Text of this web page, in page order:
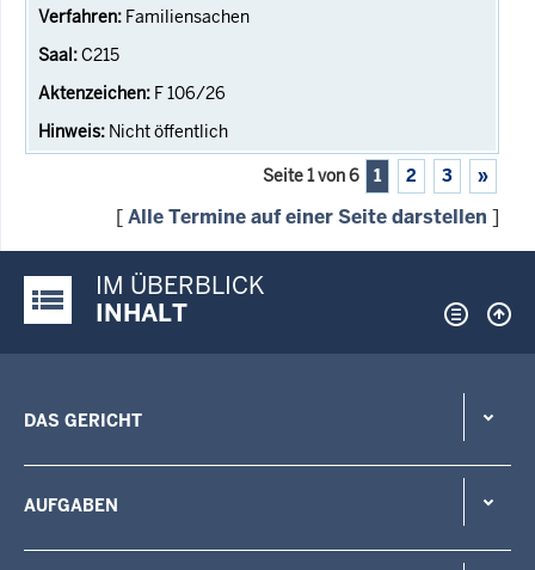
Familiensachen
C215
F 106/26
Nicht öffentlich
Seite 1 von 6 1 2 3 »
[Alle Termine auf einer Seite darstellen ]
Justiz-Portal im Überblick:
IM ÜBERBLICK
INHALT
DAS GERICHT
AUFGABEN